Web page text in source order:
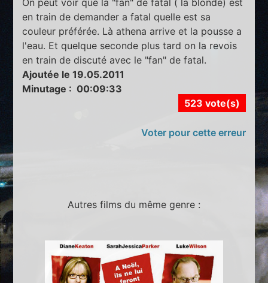
en train de demander a fatal quelle est sa
couleur préférée. Là athena arrive et la pousse a
l'eau. Et quelque seconde plus tard on la revois
en train de discuté avec le "fan" de fatal.
Ajoutée le 19.05.2011
Minutage : 00:09:33
523 vote(s)
Voter pour cette erreur
Autres films du même genre :